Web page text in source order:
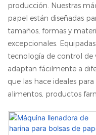
producción. Nuestras
papel están diseñadas
tamaños, formas y
excepcionales.
tecnología de control de
adaptan fácilmente a
que las hace ideales
alimentos, productos